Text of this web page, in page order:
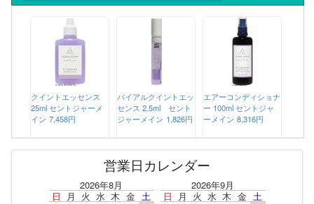
クイントエッセンス
25ml セントジャーメ
イン 7,458円
バイアルクイントエッ
センス 2.5ml セント
ジャーメイン 1,826円
エアーコンディショナ
ー 100ml セントジャ
ーメイン 8,316円
営業日カレンダー
2026年8月
日
月 火 水 木 金 土
2026年9月
日
月 火 水 木 金 土